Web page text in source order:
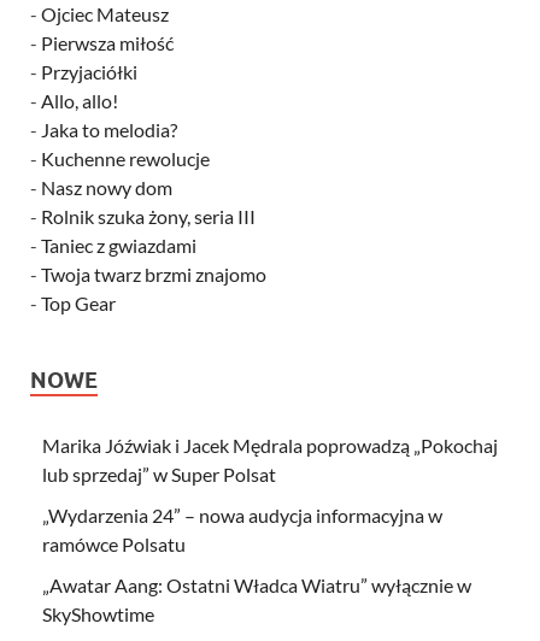
- Ojciec Mateusz
- Pierwsza miłość
- Przyjaciółki
- Allo, allo!
- Jaka to melodia?
- Kuchenne rewolucje
- Nasz nowy dom
- Rolnik szuka żony, seria III
- Taniec z gwiazdami
- Twoja twarz brzmi znajomo
- Top Gear
NOWE
Marika Jóźwiak i Jacek Mędrala poprowadzą „Pokochaj
lub sprzedaj” w Super Polsat
„Wydarzenia 24” – nowa audycja informacyjna w
ramówce Polsatu
„Awatar Aang: Ostatni Władca Wiatru” wyłącznie w
SkyShowtime